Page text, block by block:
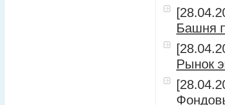
Башня
Рынок